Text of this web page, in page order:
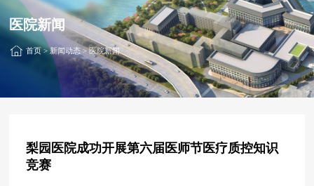
医院新闻
首页>新闻动态>医院新闻
梨园医院成功开展第六届医师节医疗质控知识
竞赛